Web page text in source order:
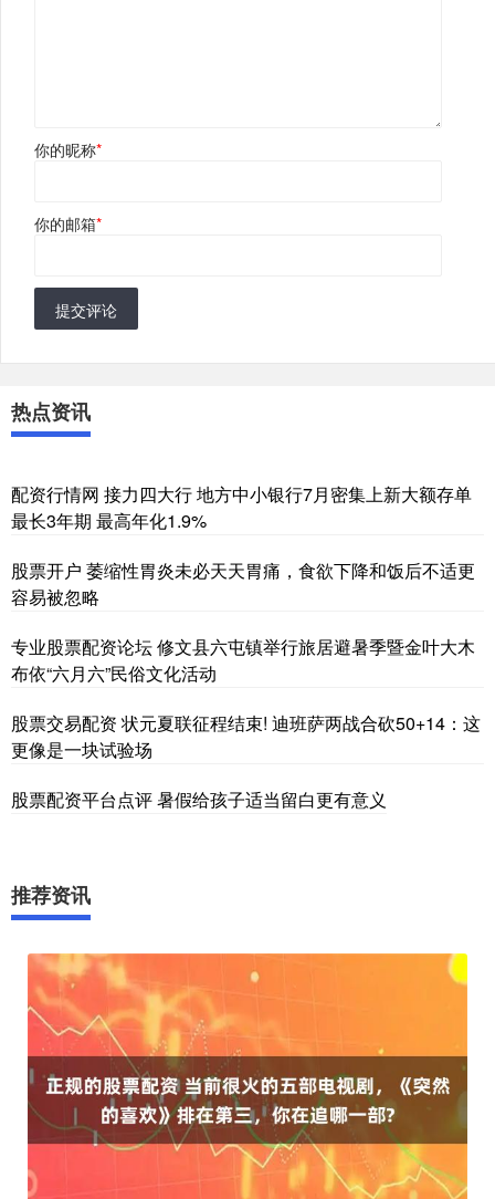
你的昵称*
你的邮箱*
提交评论
热点资讯
配资行情网 接力四大行 地方中小银行7月密集上新大额存单
最长3年期 最高年化1.9%
股票开户 萎缩性胃炎未必天天胃痛，食欲下降和饭后不适更
容易被忽略
专业股票配资论坛 修文县六屯镇举行旅居避暑季暨金叶大木
布依“六月六”民俗文化活动
股票交易配资 状元夏联征程结束! 迪班萨两战合砍50+14：这
更像是一块试验场
股票配资平台点评 暑假给孩子适当留白更有意义
推荐资讯